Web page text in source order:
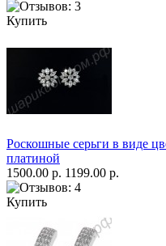
Купить
Роскошные серьги в виде
платиной
1500.00 р. 1199.00 р.
Купить